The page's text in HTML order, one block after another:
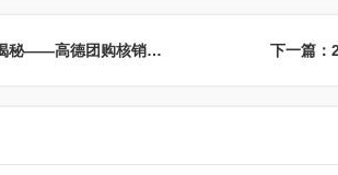
上一篇： 微信分付额度取现秒到的方法揭秘——高德团购核销的全攻略